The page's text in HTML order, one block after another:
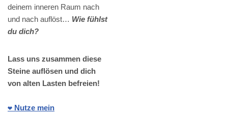
deinem inneren Raum nach
und nach auflöst… Wie fühlst
du dich?
Lass uns zusammen diese
Steine auflösen und dich
von alten Lasten befreien!
❤️ Nutze mein